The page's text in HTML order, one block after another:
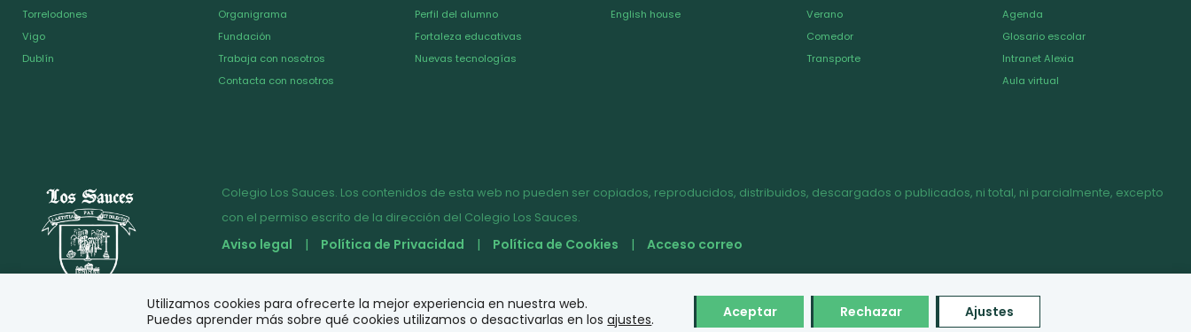
Torrelodones
Vigo
Dublín
Organigrama
Fundación
Trabaja con nosotros
Contacta con nosotros
Perfil del alumno
Fortaleza educativas
Nuevas tecnologías
English house
Verano
Comedor
Transporte
Agenda
Glosario escolar
Intranet Alexia
Aula virtual
Colegio Los Sauces. Los contenidos de esta web no pueden ser copiados, reproducidos, distribuidos, descargados o publicados, ni total, ni parcialmente, excepto
con el permiso escrito de la dirección del Colegio Los Sauces.
Aviso legal Política de Privacidad Política de Cookies Acceso correo
Utilizamos cookies para ofrecerte la mejor experiencia en nuestra web.
Puedes aprender más sobre qué cookies utilizamos o desactivarlas en losajustes. Aceptar Rechazar Ajustes